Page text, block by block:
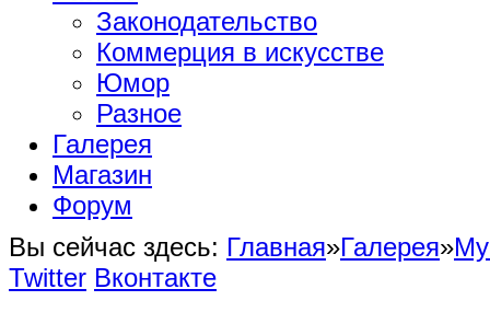
Законодательство
Коммерция в искусстве
Юмор
Разное
Галерея
Магазин
Форум
Вы сейчас здесь: Главная»Галерея»
Twitter Вконтакте